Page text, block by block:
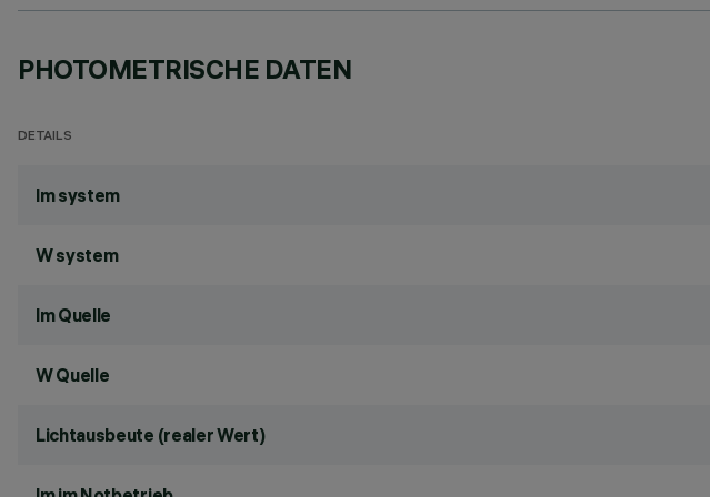
PHOTOMETRISCHE DATEN
DETAILS
lm system
W system
lm Quelle
W Quelle
Lichtausbeute (realer Wert)